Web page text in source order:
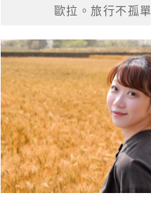
歐拉。旅行不孤單